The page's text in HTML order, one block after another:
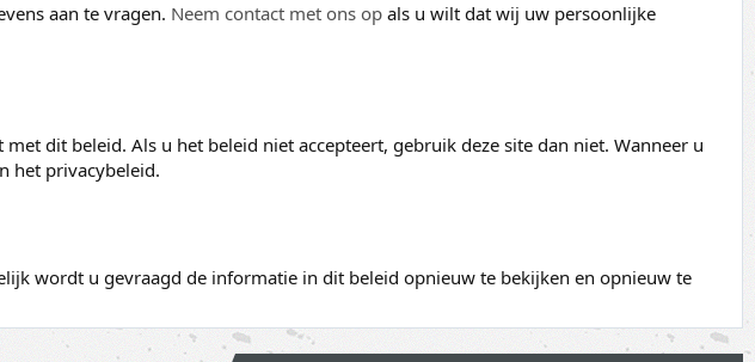
aan te vragen. Neem contact met ons op als u wilt dat wij uw persoonlijke
dit beleid. Als u het beleid niet accepteert, gebruik deze site dan niet. Wanneer u
het privacybeleid.
wordt u gevraagd de informatie in dit beleid opnieuw te bekijken en opnieuw te